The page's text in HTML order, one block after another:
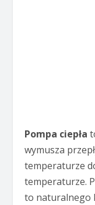
Pompa ciepła
wymusza
temperaturze
temperaturze.
to naturalnego